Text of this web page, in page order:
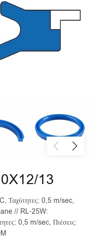
13
Ταχύτητες: 0,5 m/sec,
// RL-25W:
0,5 m/sec, Πιέσεις: